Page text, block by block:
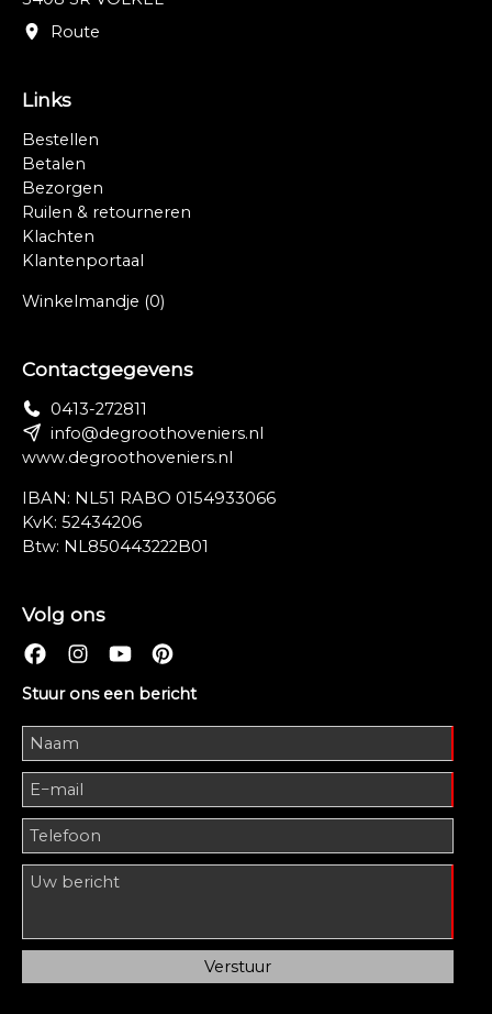
Route
Links
Bestellen
Betalen
Bezorgen
Ruilen & retourneren
Klachten
Klantenportaal
Winkelmandje (0)
Contactgegevens
0413-272811
info@degroothoveniers.nl
www.degroothoveniers.nl
IBAN: NL51 RABO 0154933066
KvK: 52434206
Btw: NL850443222B01
Volg ons
Stuur ons een bericht